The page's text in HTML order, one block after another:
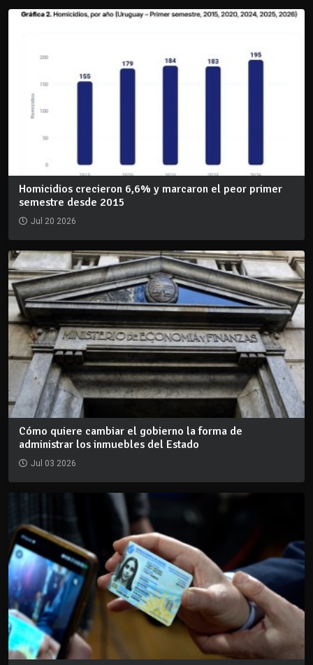
Homicidios crecieron 6,6% y marcaron el peor primer
semestre desde 2015
Jul 20 2026
Cómo quiere cambiar el gobierno la forma de
administrar los inmuebles del Estado
Jul 03 2026